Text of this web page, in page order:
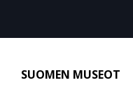
SUOMEN MUSEOT